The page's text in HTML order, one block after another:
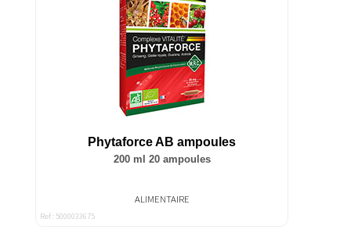
Phytaforce AB ampoules
200 ml 20 ampoules
ALIMENTAIRE
Ref : 5000033675